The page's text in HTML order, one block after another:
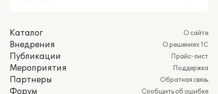
Каталог
Внедрения
Публикации
Мероприятия
Партнеры
Форум
О сайте
О решениях 1С
Прайс-лист
Поддержка
Обратная связь
Сообщить об ошибке